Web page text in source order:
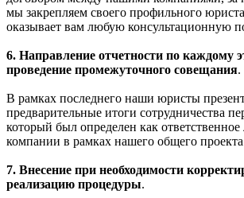
мы закрепляем своего профильного
оказывает вам любую консультационную
6. Направление отчетности по каждому
проведение промежуточного совещания.
В рамках последнего наши юристы
предварительные итоги сотрудничества
который был определен как
компании в рамках нашего общего
7. Внесение при необходимости
реализацию процедуры.